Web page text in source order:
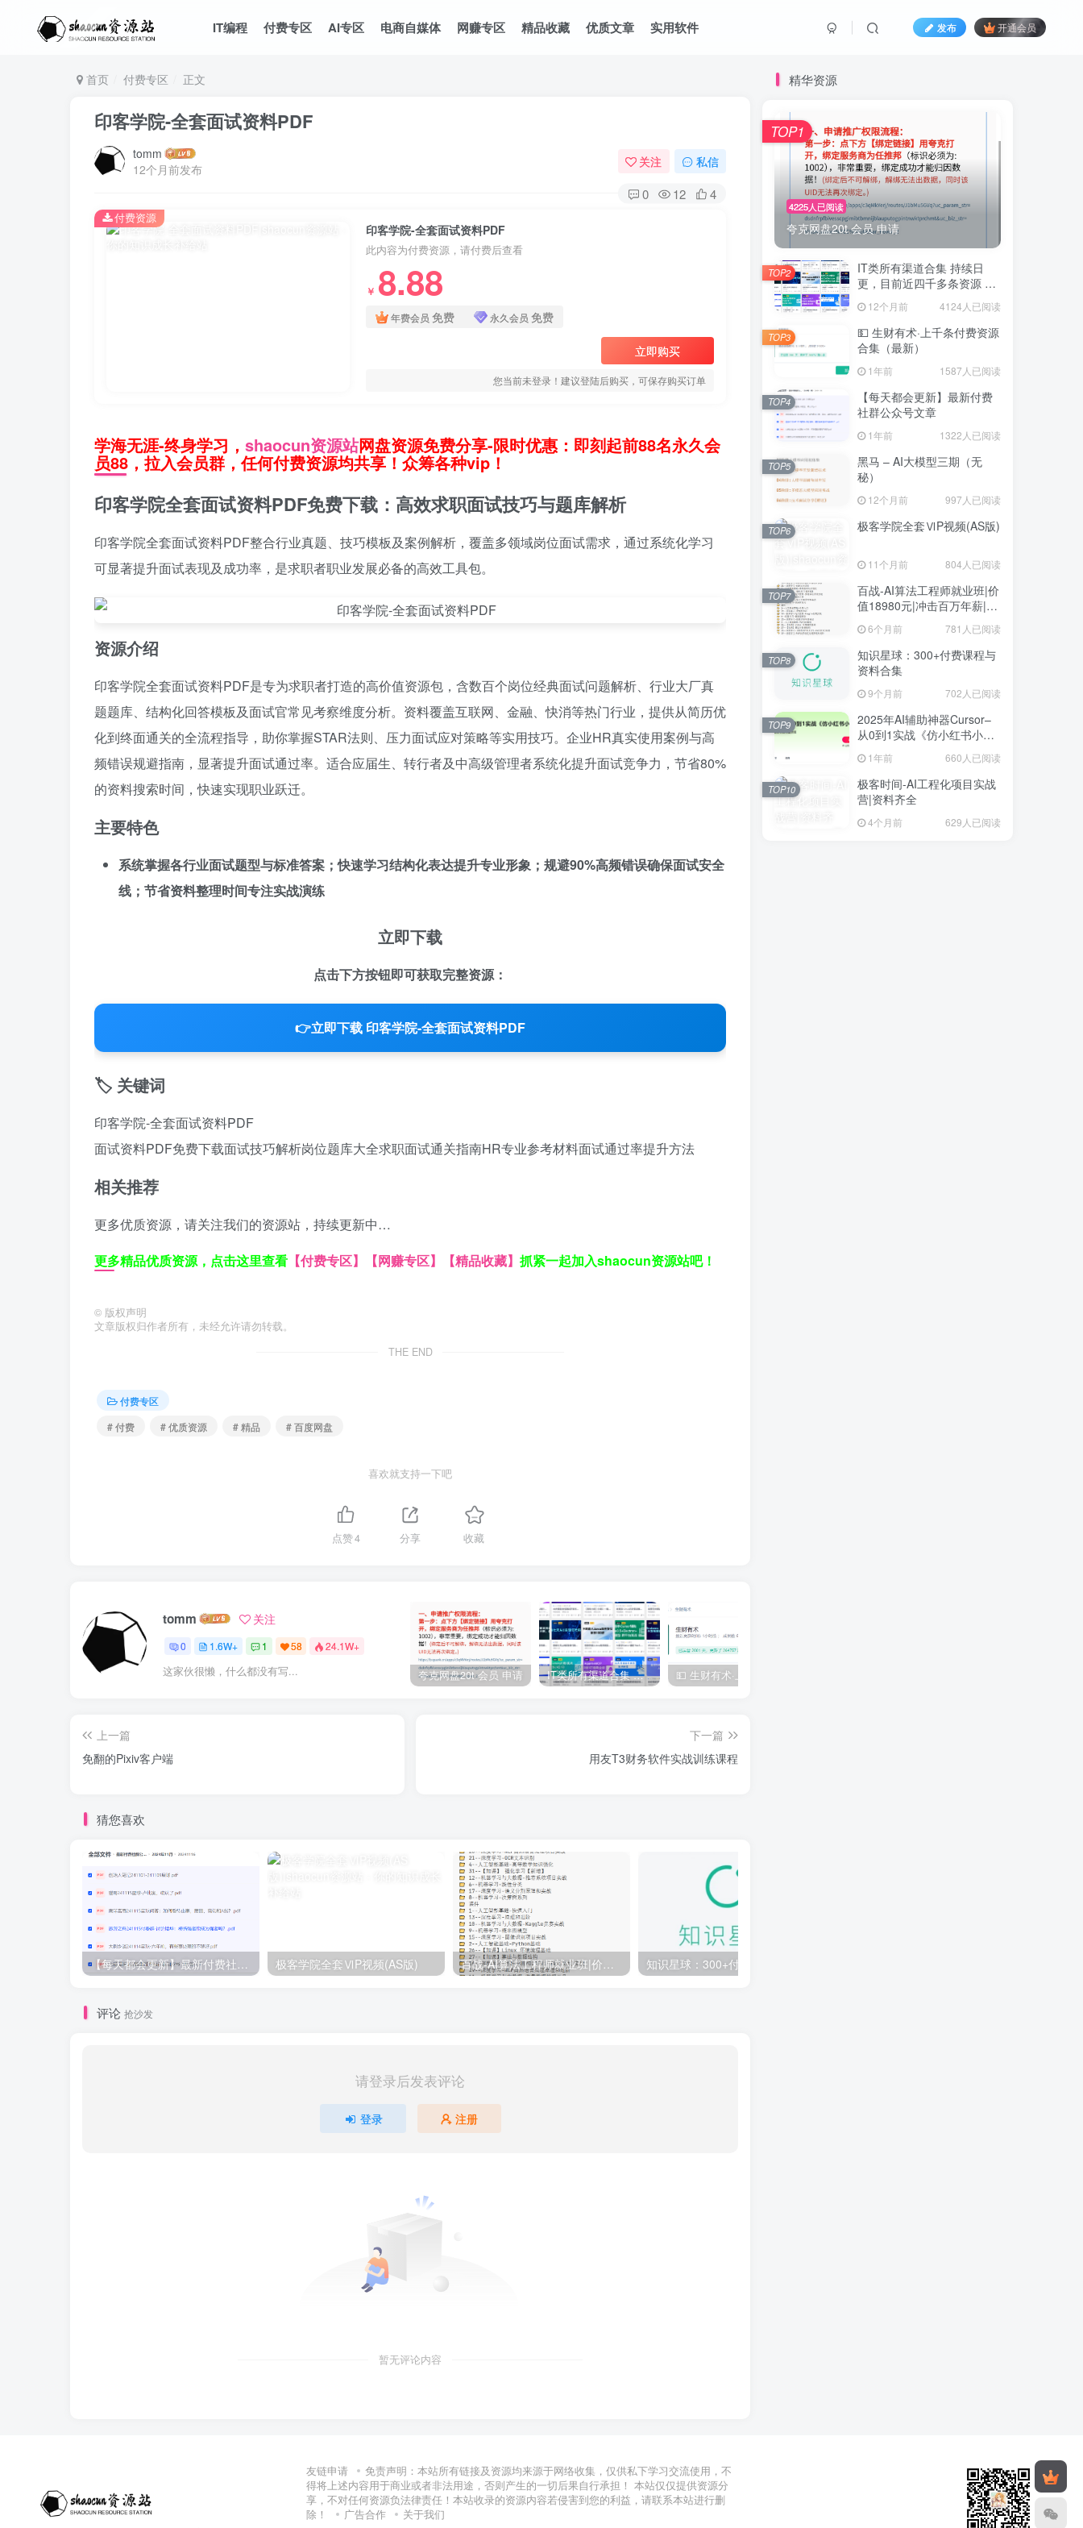
IT编程 付费专区 AI专区 电商自媒体 网赚专区 精品收藏 优质文章 实用软件 发布 开通会员
首页 付费专区 正文
印客学院-全套面试资料PDF
tomm
12个月前发布
关注 私信
0 12 4
印客学院-全套面试资料PDF
此内容为付费资源，请付费后查看
￥ 8.88
年费会员 免费 永久会员 免费
立即购买
您当前未登录！建议登陆后购买，可保存购买订单
付费资源
学海无涯-终身学习， shaocun资源站网盘资源免费分享-限时优惠：即刻起前88名永久会
员88，拉入会员群，任何付费资源均共享！众筹各种vip！
印客学院全套面试资料PDF免费下载：高效求职面试技巧与题库解析
印客学院全套面试资料PDF整合行业真题、技巧模板及案例解析，覆盖多领域岗位面试需求，通过系统化学习
可显著提升面试表现及成功率，是求职者职业发展必备的高效工具包。
资源介绍
印客学院全套面试资料PDF是专为求职者打造的高价值资源包，含数百个岗位经典面试问题解析、行业大厂真
题题库、结构化回答模板及面试官常见考察维度分析。资料覆盖互联网、金融、快消等热门行业，提供从简历优
化到终面通关的全流程指导，助你掌握STAR法则、压力面试应对策略等实用技巧。企业HR真实使用案例与高
频错误规避指南，显著提升面试通过率。适合应届生、转行者及中高级管理者系统化提升面试竞争力，节省80%
的资料搜索时间，快速实现职业跃迁。
主要特色
系统掌握各行业面试题型与标准答案；快速学习结构化表达提升专业形象；规避90%高频错误确保面试安全
线；节省资料整理时间专注实战演练
立即下载
点击下方按钮即可获取完整资源：
👉立即下载 印客学院-全套面试资料PDF
🏷️ 关键词
印客学院-全套面试资料PDF
面试资料PDF免费下载面试技巧解析岗位题库大全求职面试通关指南HR专业参考材料面试通过率提升方法
相关推荐
更多优质资源，请关注我们的资源站，持续更新中…
更多精品优质资源，点击这里查看 【付费专区】 【网赚专区】 【精品收藏】 抓紧一起加入shaocun资源站吧！
© 版权声明
文章版权归作者所有，未经允许请勿转载。
THE END
付费专区
# 付费
# 优质资源 # 精品 # 百度网盘
喜欢就支持一下吧
点赞4 分享 收藏
tomm 关注
0 1.6W+ 1 58 24.1W+
这家伙很懒，什么都没有写... 夸克网盘20t 会员 申请 IT类所有渠道合集 持续日更，目前近四千多条资源 年费用户微信私信获取权限
上一篇
免翻的Pixiv客户端
下一篇
用友T3财务软件实战训练课程
猜您喜欢
【每天都会更新】最新付费社群公众号文章 极客学院全套ⅥP视频(AS版) 百战-AI算法工程师就业班|价值18980元|冲击百万年薪|完结无秘
评论 抢沙发
请登录后发表评论
登录 注册
暂无评论内容
精华资源
4225人已阅读
夸克网盘20t 会员 申请
TOP1
IT类所有渠道合集 持续日
更，目前近四千多条资源 年
12个月前 4124人已阅读
TOP2
💵 生财有术·上千条付费资源
合集（最新）
1年前 1587人已阅读
TOP3
【每天都会更新】最新付费
社群公众号文章
1年前 1322人已阅读
TOP4
黑马 – AI大模型三期（无
秘）
12个月前 997人已阅读
TOP5
极客学院全套ⅥP视频(AS版)
11个月前 804人已阅读
TOP6
百战-AI算法工程师就业班|价
值18980元|冲击百万年薪|完
结无秘
6个月前 781人已阅读
TOP7
知识星球：300+付费课程与
资料合集
9个月前 702人已阅读
TOP8
2025年AI辅助神器Cursor–
从0到1实战《仿小红书小程
序》1年前 660人已阅读
TOP9
极客时间-AI工程化项目实战
营|资料齐全
4个月前 629人已阅读
TOP10
友链申请
免责声明：本站所有链接及资源均来源于网络收集，仅供私下学习交流使用，不
得将上述内容用于商业或者非法用途，否则产生的一切后果自行承担！ 本站仅仅提供资源分
享，不对任何资源负法律责任！本站收录的资源内容若侵害到您的利益，请联系本站进行删
除！
广告合作 关于我们